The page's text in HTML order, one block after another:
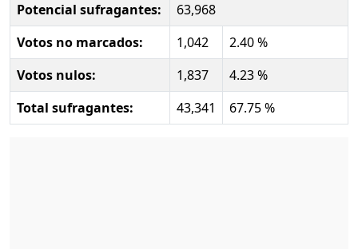
Potencial sufragantes:
63,968
Votos no marcados:
1,042
2.40 %
Votos nulos:
1,837
4.23 %
Total sufragantes:
43,341 67.75 %